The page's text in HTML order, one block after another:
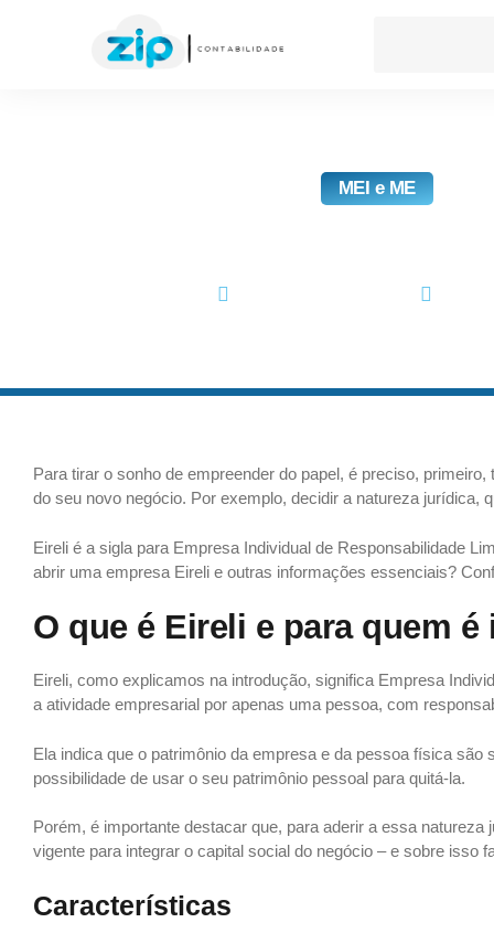
MEI e ME
Para tirar o sonho de empreender do papel, é preciso,
do seu novo negócio. Por exemplo, decidir a natureza jurídica,
Eireli é a sigla para Empresa Individual de Responsabilidade
abrir uma empresa Eireli e outras informações essenciais?
O que é Eireli e para quem
Eireli, como explicamos na introdução, significa Empresa
a atividade empresarial por apenas uma pessoa, com
Ela indica que o patrimônio da empresa e da pessoa física
possibilidade de usar o seu patrimônio pessoal para quitá-la.
Porém, é importante destacar que, para aderir a essa
vigente para integrar o capital social do negócio – e sobre isso
Características